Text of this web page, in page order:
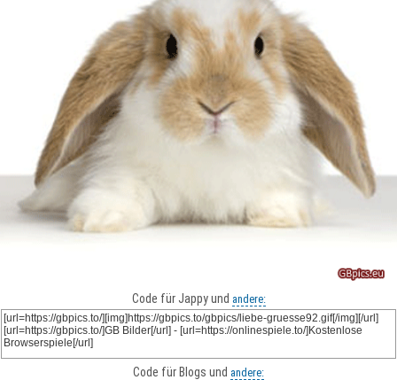
Code für Jappy und andere:
Code für Blogs und andere: